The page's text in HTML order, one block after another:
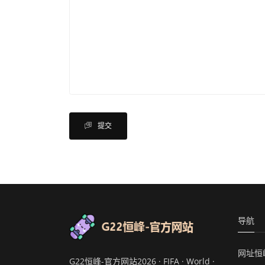
提交
G22恒峰-官方网站2026 · FIFA · World ·
导航
网址